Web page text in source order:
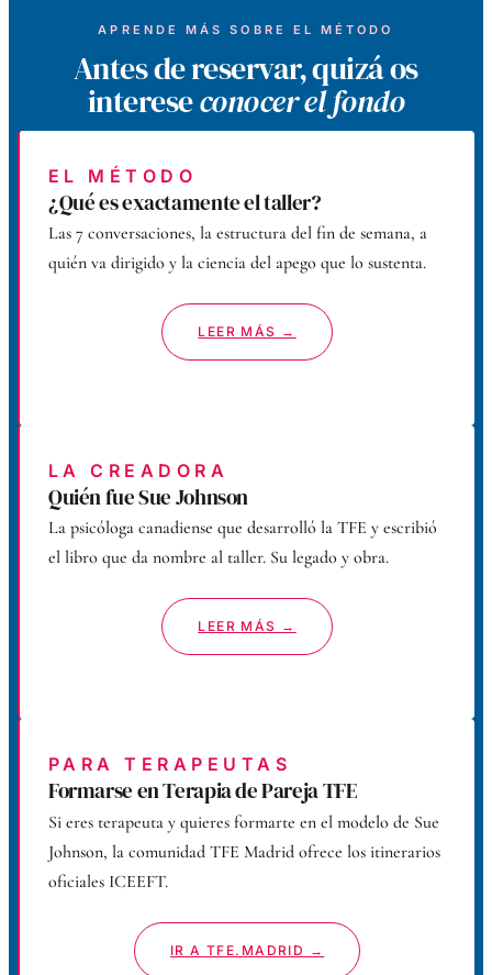
APRENDE MÁS SOBRE EL MÉTODO
Antes de reservar, quizá os
intereseconocer el fondo
EL MÉTODO
¿Qué es exactamente el taller?
Las 7 conversaciones, la estructura del fin de semana, a
quién va dirigido y la ciencia del apego que lo sustenta.
LEER MÁS →
LA CREADORA
Quién fue Sue Johnson
La psicóloga canadiense que desarrolló la TFE y escribió
el libro que da nombre al taller. Su legado y obra.
LEER MÁS →
PARA TERAPEUTAS
Formarse en Terapia de Pareja TFE
Si eres terapeuta y quieres formarte en el modelo de Sue
Johnson, la comunidad TFE Madrid ofrece los itinerarios
oficiales ICEEFT.
IR A TFE.MADRID →